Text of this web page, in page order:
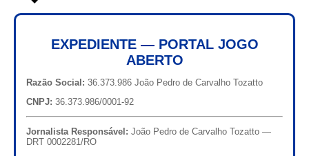
EXPEDIENTE — PORTAL JOGO
ABERTO
Razão Social: 36.373.986 João Pedro de Carvalho Tozatto
CNPJ: 36.373.986/0001-92
Jornalista Responsável: João Pedro de Carvalho Tozatto —
DRT 0002281/RO